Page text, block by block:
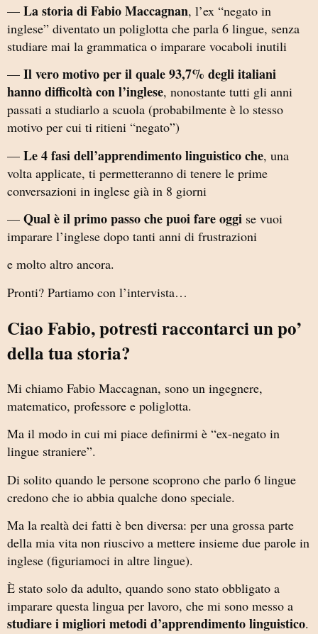
— La storia di Fabio Maccagnan, l’ex “negato in
inglese” diventato un poliglotta che parla 6 lingue, senza
studiare mai la grammatica o imparare vocaboli inutili
— Il vero motivo per il quale 93,7% degli italiani
hanno difficoltà con l’inglese, nonostante tutti gli anni
passati a studiarlo a scuola (probabilmente è lo stesso
motivo per cui ti ritieni “negato”)
— Le 4 fasi dell’apprendimento linguistico che, una
volta applicate, ti permetteranno di tenere le prime
conversazioni in inglese già in 8 giorni
— Qual è il primo passo che puoi fare oggi se vuoi
imparare l’inglese dopo tanti anni di frustrazioni
e molto altro ancora.
Pronti? Partiamo con l’intervista…
Ciao Fabio, potresti raccontarci un po’
della tua storia?
Mi chiamo Fabio Maccagnan, sono un ingegnere,
matematico, professore e poliglotta.
Ma il modo in cui mi piace definirmi è “ex-negato in
lingue straniere”.
Di solito quando le persone scoprono che parlo 6 lingue
credono che io abbia qualche dono speciale.
Ma la realtà dei fatti è ben diversa: per una grossa parte
della mia vita non riuscivo a mettere insieme due parole in
inglese (figuriamoci in altre lingue).
È stato solo da adulto, quando sono stato obbligato a
imparare questa lingua per lavoro, che mi sono messo a
studiare i migliori metodi d’apprendimento linguistico.